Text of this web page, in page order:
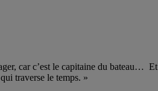
car c’est le capitaine du bateau… Et
traverse le temps. »